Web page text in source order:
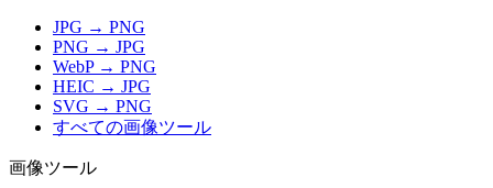
JPG → PNG
PNG → JPG
WebP → PNG
HEIC → JPG
SVG → PNG
すべての画像ツール
画像ツール